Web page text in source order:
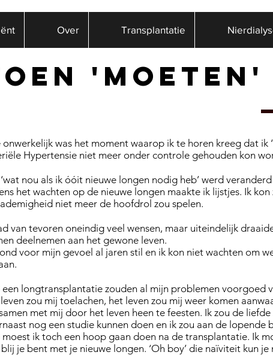
Over Transplantatie
onwerkelijk was het moment waarop ik te horen kreeg dat
Hypertensie niet meer onder controle gehouden kon
nou als ik óóit nieuwe longen nodig heb’ werd
het wachten op de nieuwe longen maakte ik lijstjes. Ik
niet meer de hoofdrol zou spelen.
van tevoren oneindig veel wensen, maar uiteindelijk
deelnemen aan het gewone leven.
voor mijn gevoel al jaren stil en ik kon niet wachten om
longtransplantatie zouden al mijn problemen voorgoed
zou mij toelachen, het leven zou mij weer komen
met mij door het leven heen te feesten. Ik zou de
nog een studie kunnen doen en ik zou aan de
moest ik toch een hoop gaan doen na de transplantatie. Ik
je bent met je nieuwe longen. ‘Oh boy’ die naïviteit kun